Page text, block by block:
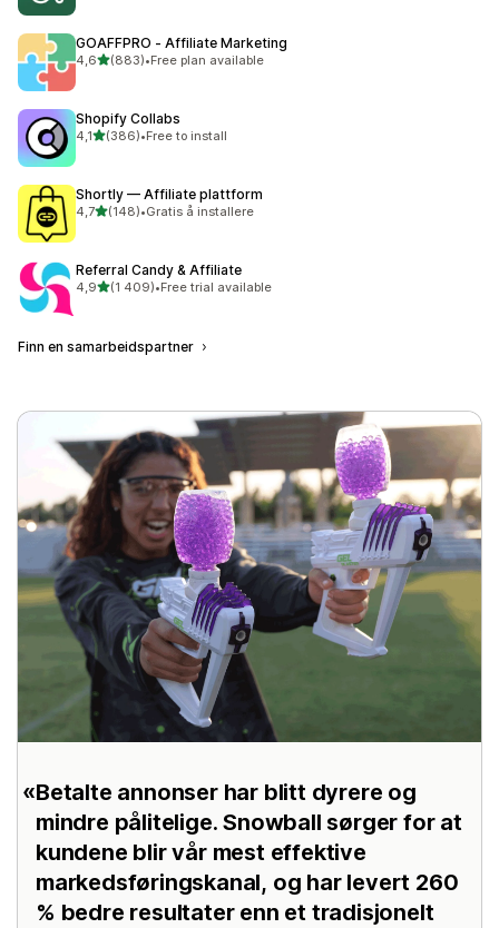
GOAFFPRO ‑ Affiliate Marketing
4,6av 5 stjerner
(883)
Totalt 883 omtaler
•Free plan available
Shopify Collabs
4,1av 5 stjerner
(386)
Totalt 386 omtaler
•Free to install
Shortly — Affiliate plattform
4,7av 5 stjerner
(148)
Totalt 148 omtaler
•Gratis å installere
Referral Candy & Affiliate
4,9av 5 stjerner
(1 409)
Totalt 1409 omtaler
•Free trial available
Finn en samarbeidspartner
Betalte annonser har blitt dyrere og
mindre pålitelige. Snowball sørger for at
kundene blir vår mest effektive
markedsføringskanal, og har levert 260
% bedre resultater enn et tradisjonelt